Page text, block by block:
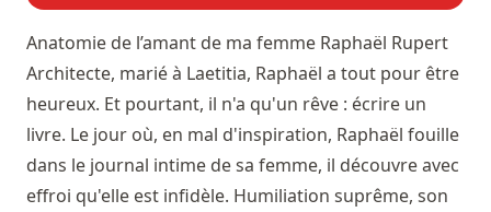
Anatomie de l’amant de ma femme Raphaël Rupert
Architecte, marié à Laetitia, Raphaël a tout pour être
heureux. Et pourtant, il n'a qu'un rêve : écrire un
livre. Le jour où, en mal d'inspiration, Raphaël fouille
dans le journal intime de sa femme, il découvre avec
effroi qu'elle est infidèle. Humiliation suprême, son